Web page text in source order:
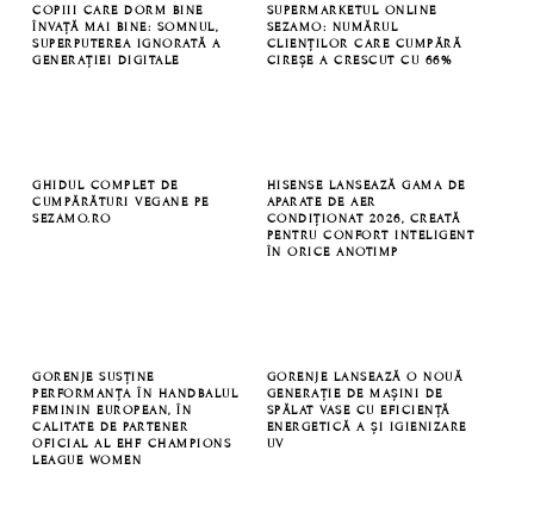
COPIII CARE DORM BINE
ÎNVAȚĂ MAI BINE: SOMNUL,
SUPERPUTEREA IGNORATĂ A
GENERAȚIEI DIGITALE
SUPERMARKETUL ONLINE
SEZAMO: NUMĂRUL
CLIENȚILOR CARE CUMPĂRĂ
CIREȘE A CRESCUT CU 66%
GHIDUL COMPLET DE
CUMPĂRĂTURI VEGANE PE
SEZAMO.RO
HISENSE LANSEAZĂ GAMA DE
APARATE DE AER
CONDIȚIONAT 2026, CREATĂ
PENTRU CONFORT INTELIGENT
ÎN ORICE ANOTIMP
GORENJE SUSȚINE
PERFORMANȚA ÎN HANDBALUL
FEMININ EUROPEAN, ÎN
CALITATE DE PARTENER
OFICIAL AL EHF CHAMPIONS
LEAGUE WOMEN
GORENJE LANSEAZĂ O NOUĂ
GENERAȚIE DE MAȘINI DE
SPĂLAT VASE CU EFICIENȚĂ
ENERGETICĂ A ȘI IGIENIZARE
UV